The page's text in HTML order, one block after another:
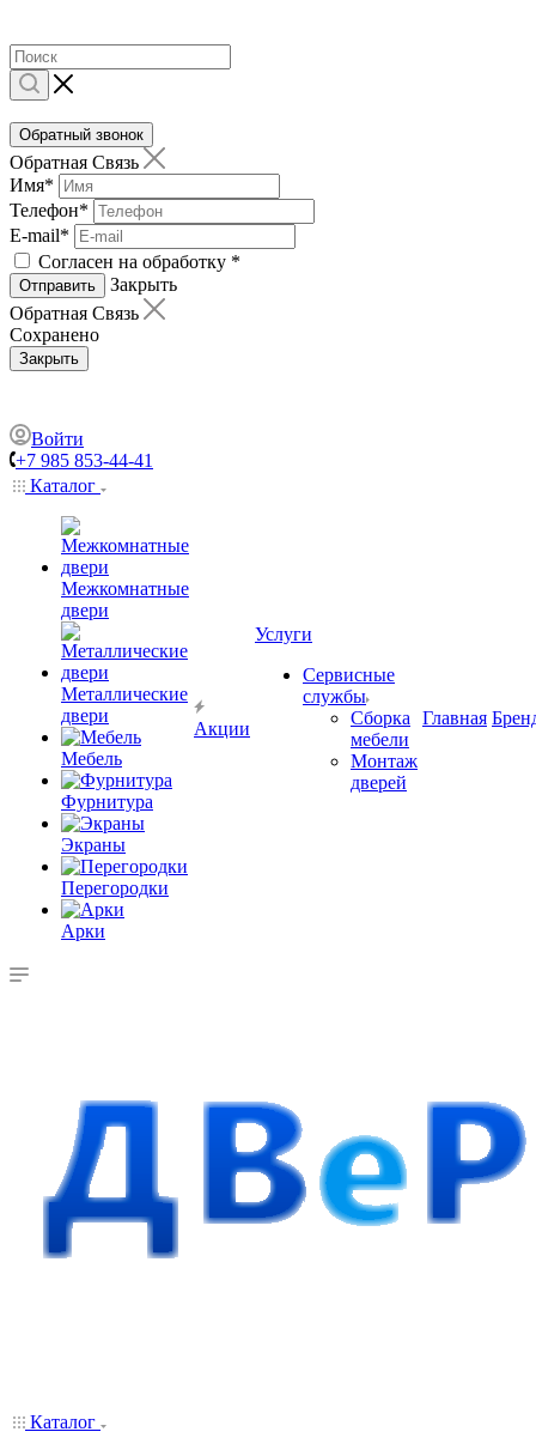
Обратный звонок
Обратная Связь
Имя*
Телефон*
E-mail*
Согласен на обработку *
Отправить
Закрыть
Обратная Связь
Сохранено
Закрыть
Войти
+7 985 853-44-41
Каталог
Межкомнатные
двери
Металлические
двери
Мебель
Фурнитура
Экраны
Перегородки
Арки
Акции
Услуги
Сервисные
службы
Сборка
мебели
Монтаж
дверей
Главная
Каталог